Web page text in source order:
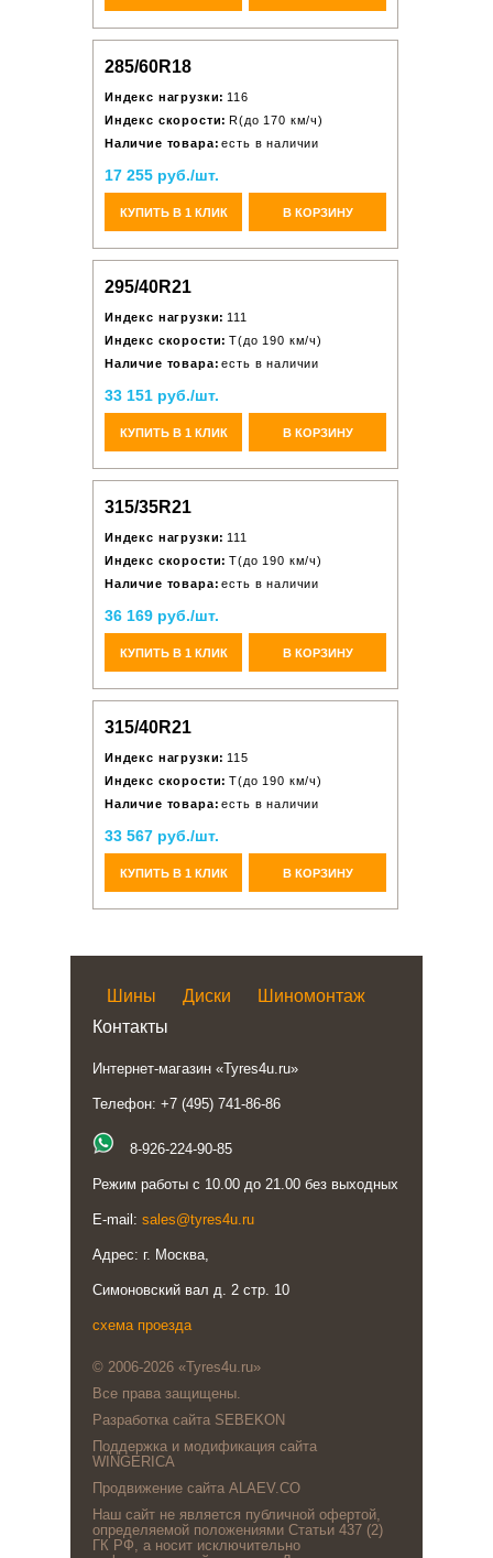
285/60R18
Индекс нагрузки: 116
Индекс скорости: R(до 170 км/ч)
Наличие товара: есть в наличии
17 255 руб./шт.
КУПИТЬ В 1 КЛИК В КОРЗИНУ
295/40R21
Индекс нагрузки: 111
Индекс скорости: T(до 190 км/ч)
Наличие товара: есть в наличии
33 151 руб./шт.
КУПИТЬ В 1 КЛИК В КОРЗИНУ
315/35R21
Индекс нагрузки: 111
Индекс скорости: T(до 190 км/ч)
Наличие товара: есть в наличии
36 169 руб./шт.
КУПИТЬ В 1 КЛИК В КОРЗИНУ
315/40R21
Индекс нагрузки: 115
Индекс скорости: T(до 190 км/ч)
Наличие товара: есть в наличии
33 567 руб./шт.
КУПИТЬ В 1 КЛИК В КОРЗИНУ
Шины Диски
Шиномонтаж
Контакты
Интернет-магазин «Tyres4u.ru»
Телефон: +7 (495) 741-86-86
8-926-224-90-85
Режим работы с 10.00 до 21.00 без выходных
E-mail: sales@tyres4u.ru
Адрес: г. Москва,
Симоновский вал д. 2 стр. 10
схема проезда
© 2006-2026 «Tyres4u.ru»
Все права защищены.
Разработка сайта SEBEKON
Поддержка и модификация сайта
WINGERICA
Продвижение сайта ALAEV.CO
Наш сайт не является публичной офертой,
определяемой положениями Статьи 437 (2)
ГК РФ, а носит исключительно